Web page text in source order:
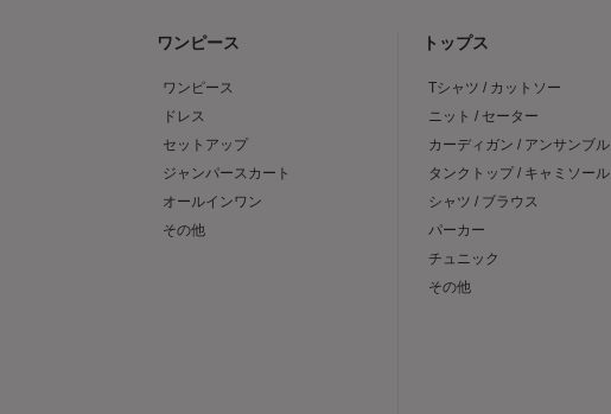
ワンピース
ワンピース
ドレス
セットアップ
ジャンパースカート
オールインワン
その他
トップス
Tシャツ / カットソー
ニット / セーター
カーディガン / アンサンブル
タンクトップ / キャミソール
シャツ / ブラウス
パーカー
チュニック
その他